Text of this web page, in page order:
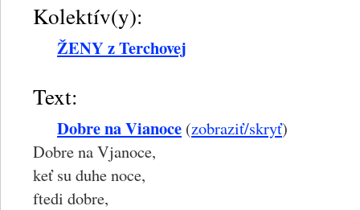
Kolektív(y):
ŽENY z Terchovej
Text:
Dobre na Vianoce (zobraziť/skryť)
Dobre na Vjanoce,
keť su duhe noce,
ftedi dobre,